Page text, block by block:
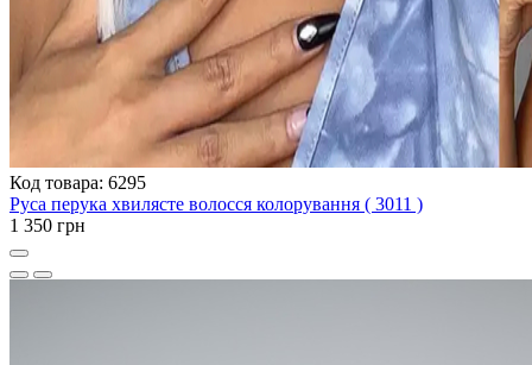
Код товара: 6295
Руса перука хвилясте волосся колорування ( 3011 )
1 350 грн